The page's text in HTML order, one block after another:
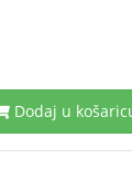
Dodaj u